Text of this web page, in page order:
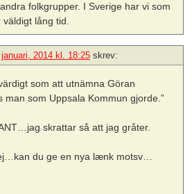
folkgrupper. I Sverige har vi som
lång tid.
2014 kl. 18:25 skrev:
som att utnämna Göran
man som Uppsala Kommun gjorde.”
skrattar så att jag gråter.
du ge en nya lænk motsv…